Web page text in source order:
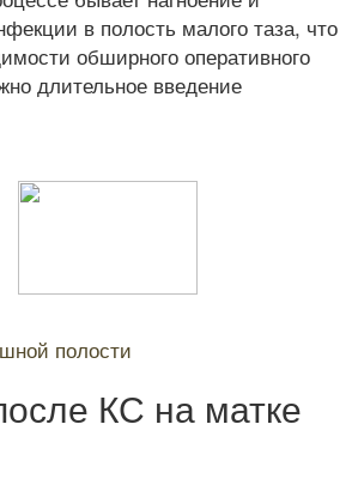
в полость малого таза, что
обширного оперативного
длительное введение
полости
КС на матке